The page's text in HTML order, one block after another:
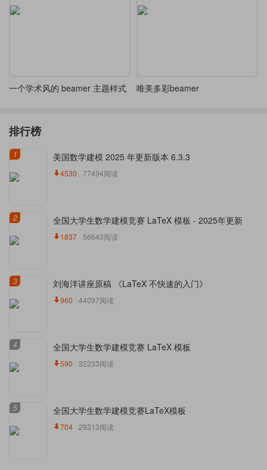
一个学术风的 beamer 主题样式 唯美多彩beamer
排行榜
1 美国数学建模 2025 年更新版本 6.3.3
4530 77494阅读
2 全国大学生数学建模竞赛 LaTeX 模板 - 2025年更新
1837 56643阅读
3 刘海洋讲座原稿 《LaTeX 不快速的入门》
960 44097阅读
4 全国大学生数学建模竞赛 LaTeX 模板
590 32233阅读
5 全国大学生数学建模竞赛LaTeX模板
704 29313阅读